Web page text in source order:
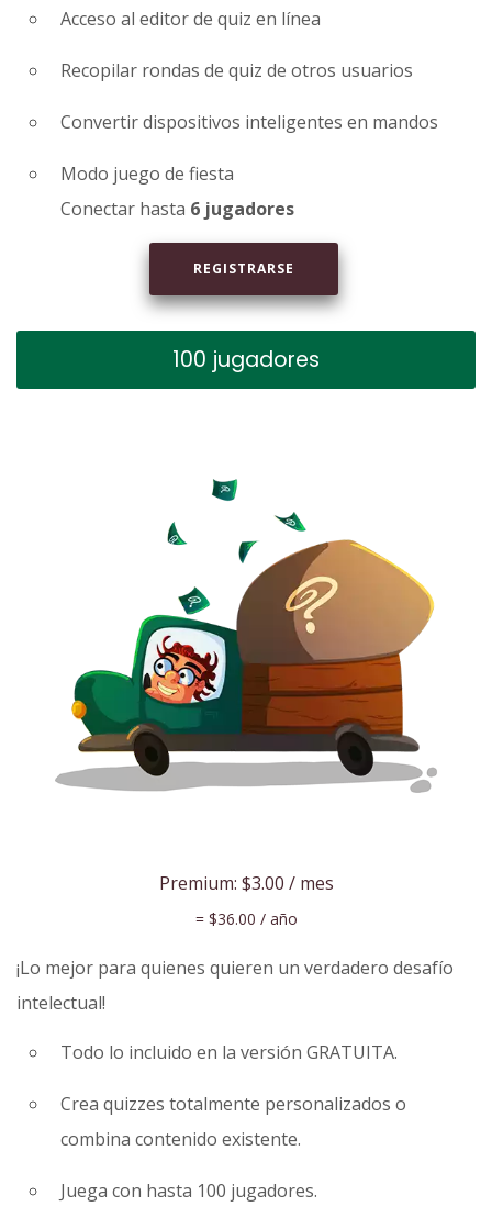
Acceso al editor de quiz en línea
Recopilar rondas de quiz de otros usuarios
Convertir dispositivos inteligentes en mandos
Modo juego de fiesta
Conectar hasta 6 jugadores
REGISTRARSE
100 jugadores
Premium: $3.00 / mes
= $36.00 / año
¡Lo mejor para quienes quieren un verdadero desafío
intelectual!
Todo lo incluido en la versión GRATUITA.
Crea quizzes totalmente personalizados o
combina contenido existente.
Juega con hasta 100 jugadores.